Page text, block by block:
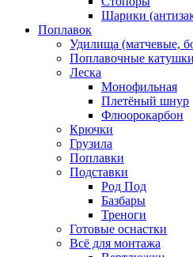
Шарики
Поплавок
Удилища (матчевые,
Поплавочные катушки
Леска
Монофильная
Плетёный шнур
Флюорокарбон
Крючки
Грузила
Поплавки
Подставки
Род Под
Базбары
Треноги
Готовые оснастки
Всё для монтажа